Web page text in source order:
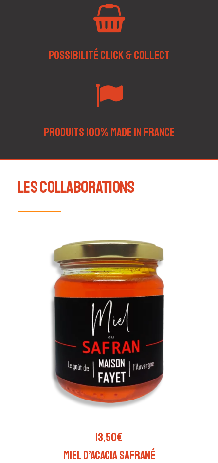
Possibilité Click & Collect
Produits 100% Made in France
Les collaborations
AJOUTER AU PANIER
13,50€
Miel d’acacia safrané